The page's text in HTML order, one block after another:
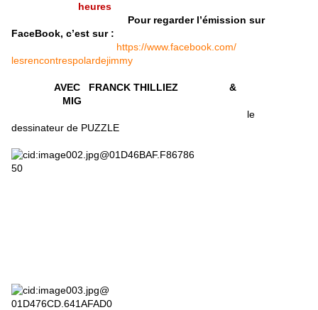
heures
Pour regarder l’émission sur
FaceBook, c’est sur :
https://www.facebook.com/
lesrencontrespolardejimmy
AVEC FRANCK THILLIEZ &
MIG
le
dessinateur de PUZZLE